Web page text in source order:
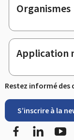
Organismes
Application
Restez informé des
S’inscrire à la
FacebookLinkedIn